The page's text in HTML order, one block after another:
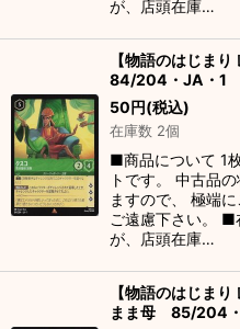
が、店頭在庫…
【物語のはじま
84/204・JA・1
50円(税込)
在庫数 2個
■商品について 1
トです。 中古品
ますので、 極端
ご遠慮下さい。 ■
が、店頭在庫…
【物語のはじま
まま母 85/204